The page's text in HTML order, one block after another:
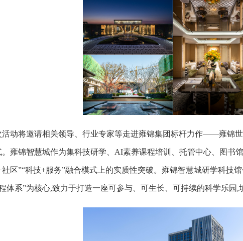
活动将邀请相关领导、行业专家等走进雍锦集团标杆力作——雍锦
雍锦智慧城作为集科技研学、AI素养课程培训、托管中心、图书
社区”“科技+服务”融合模式上的实质性突破。雍锦智慧城研学科技
体系”为核心,致力于打造一座可参与、可生长、可持续的科学乐园,